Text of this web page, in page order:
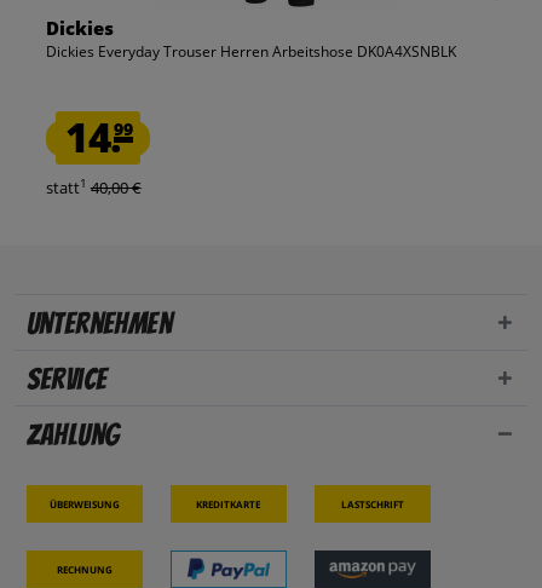
Dickies
Dickies Everyday Trouser Herren Arbeitshose DK0A4XSNBLK
14.99
statt1 40,00 €
Unternehmen
Service
Zahlung
Überweisung Kreditkarte Lastschrift
Rechnung